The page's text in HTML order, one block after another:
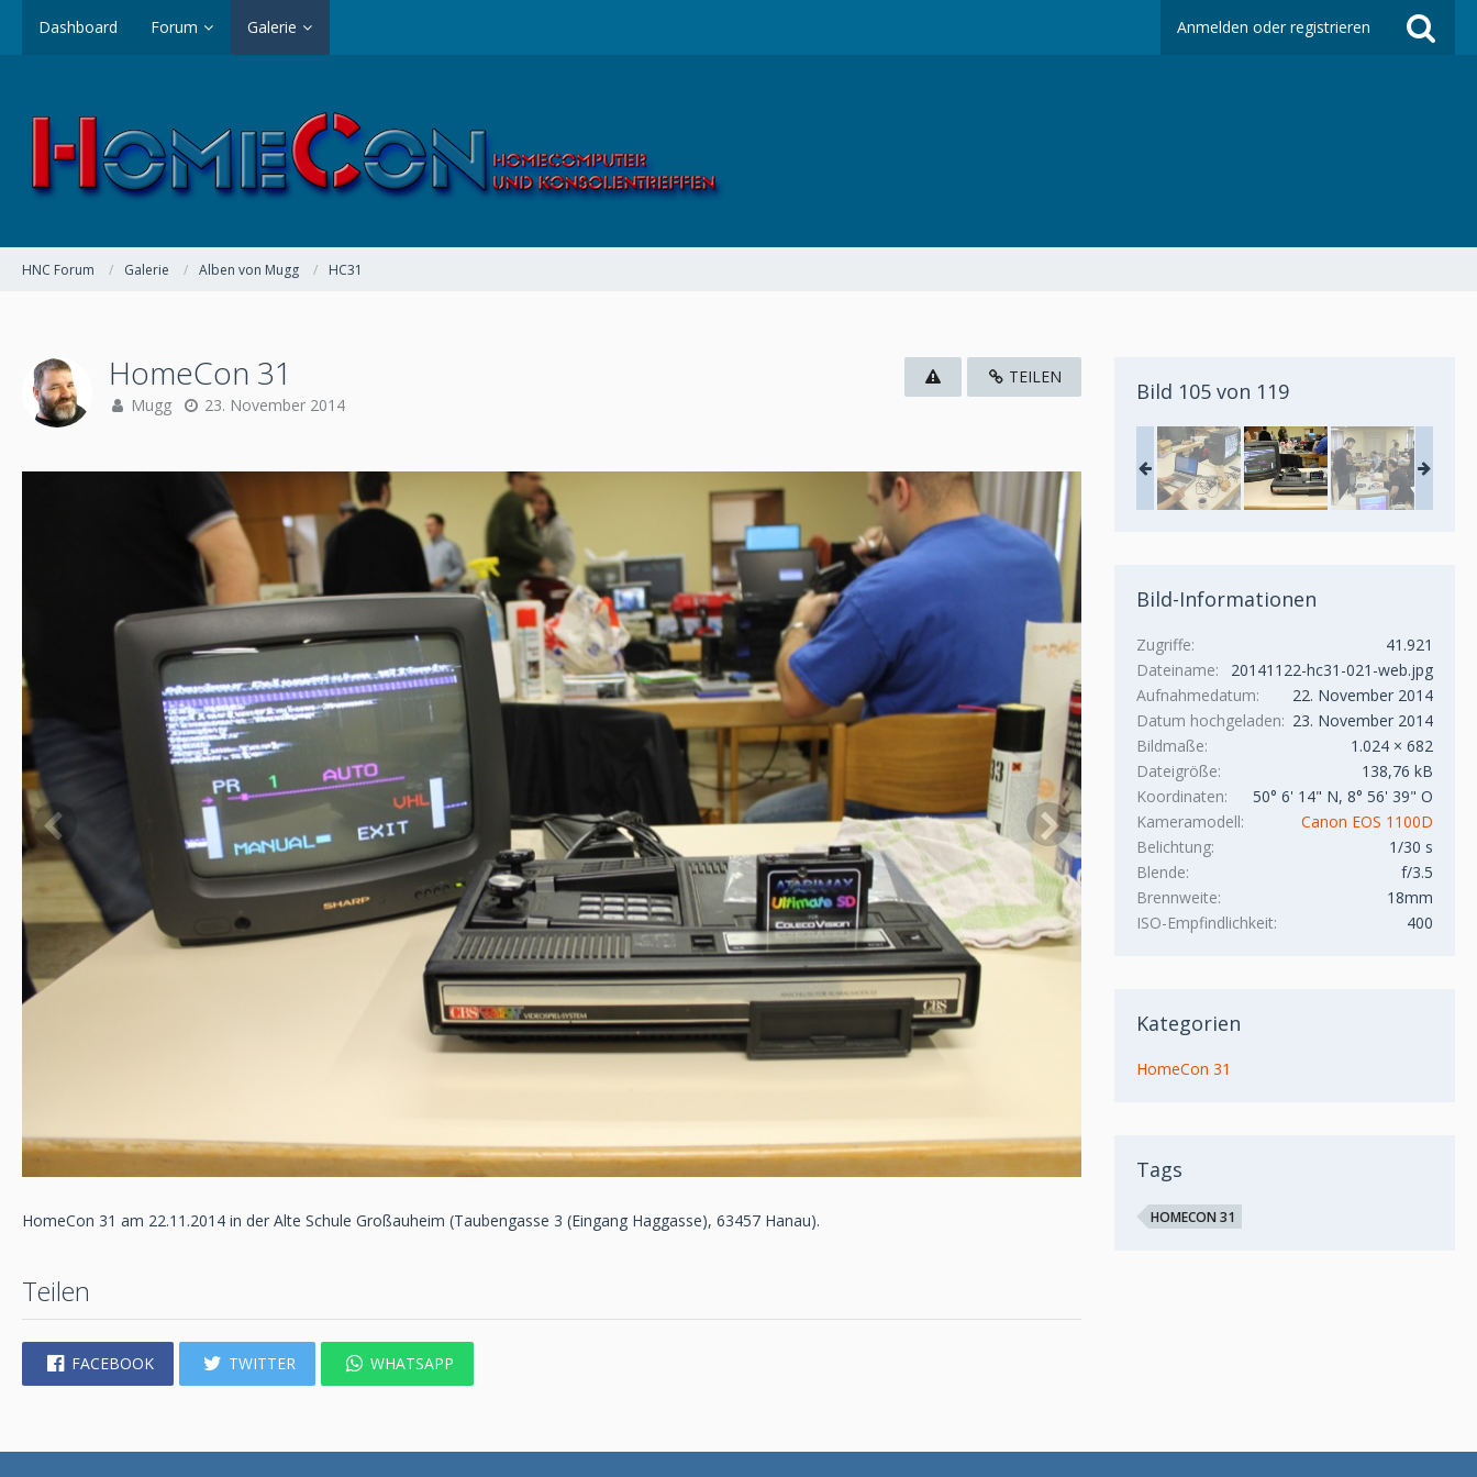
Dashboard Forum Galerie Anmelden oder registrieren
HNC Forum Galerie Alben von Mugg HC31
HomeCon 31
Mugg 23. November 2014
TEILEN
HomeCon 31 am 22.11.2014 in der Alte Schule Großauheim (Taubengasse 3 (Eingang Haggasse), 63457 Hanau).
Teilen
FACEBOOK TWITTER WHATSAPP
Bild 105 von 119
Bild-Informationen
Zugriffe
41.921
Dateiname
20141122-hc31-021-web.jpg
Aufnahmedatum
22. November 2014
Datum hochgeladen
23. November 2014
Bildmaße
1.024 × 682
Dateigröße
138,76 kB
Koordinaten
50° 6' 14" N, 8° 56' 39" O
Kameramodell
Canon EOS 1100D
Belichtung
1/30 s
Blende
f/3.5
Brennweite
18mm
ISO-Empfindlichkeit
400
Kategorien
HomeCon 31
Tags
HOMECON 31